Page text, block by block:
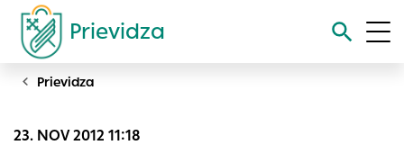
Prievidza
Vyhľadávanie
Prievidza
23. NOV 2012 11:18